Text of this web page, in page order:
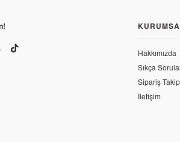
Hakkımızda
Sıkça
Sipariş Takip
İletişim